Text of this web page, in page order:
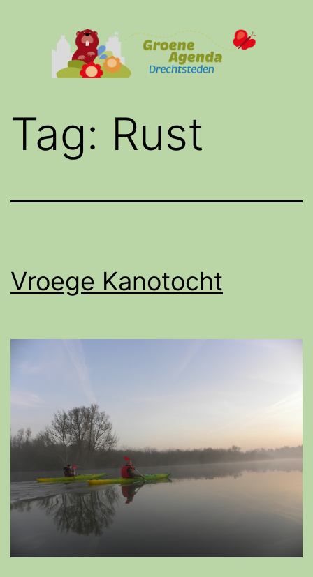
Agenda
Drechtsteden
Tag: Rust
Vroege Kanotocht